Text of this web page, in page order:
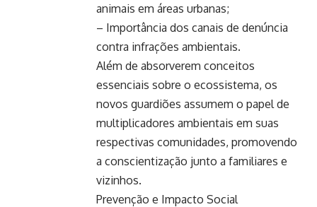
animais em áreas urbanas;
– Importância dos canais de denúncia
contra infrações ambientais.
Além de absorverem conceitos
essenciais sobre o ecossistema, os
novos guardiões assumem o papel de
multiplicadores ambientais em suas
respectivas comunidades, promovendo
a conscientização junto a familiares e
vizinhos.
Prevenção e Impacto Social